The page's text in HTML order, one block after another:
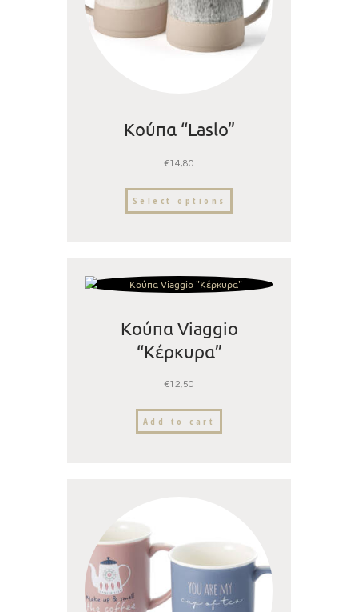
Κούπα “Laslo”
€14,80
Select options
Κούπα Viaggio
“Κέρκυρα”
€12,50
Add to cart